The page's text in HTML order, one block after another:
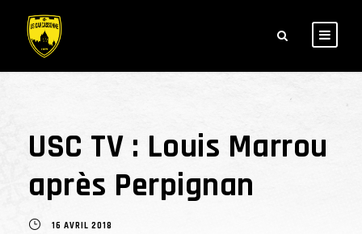
USC TV : Louis Marrou
après Perpignan
16 AVRIL 2018